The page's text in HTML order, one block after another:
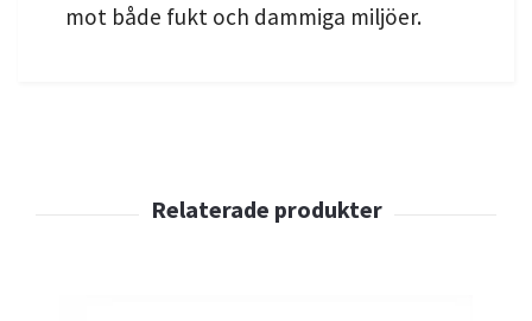
mot både fukt och dammiga miljöer.